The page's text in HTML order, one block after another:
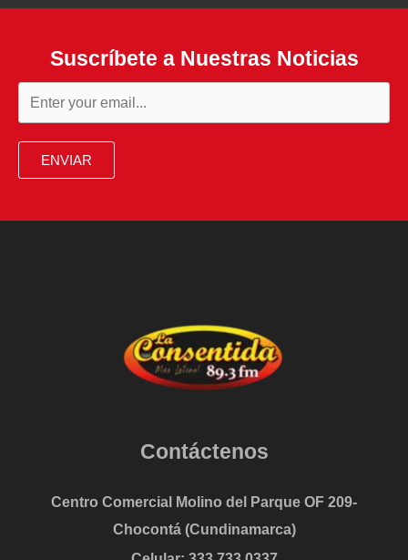
Suscríbete a Nuestras Noticias
ENVIAR
Contáctenos
Centro Comercial Molino del Parque OF 209-
Chocontá (Cundinamarca)